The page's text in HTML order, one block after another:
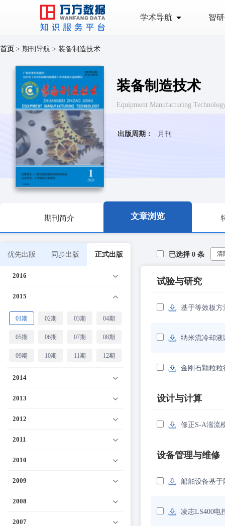
学术导航 智
首页 > 期刊导航 > 装备制造技术
装备制造技术
Equipment Manufacturing
出版周期： 月刊
期刊简介 文章浏览
优先出版 同步出版 正式出版
2016
2015
01期 02期 03期 04期
05期 06期 07期 08期
09期 10期 11期 12期
2014
2013
2012
2011
2010
2009
2008
2007
已选择 0 条 清
试验与研究
基于等效板
纳米流冷却
金刚石颗粒粒
设计与计算
修正S-A湍流
设备管理与维修
船舶设备基
凌志LS400电